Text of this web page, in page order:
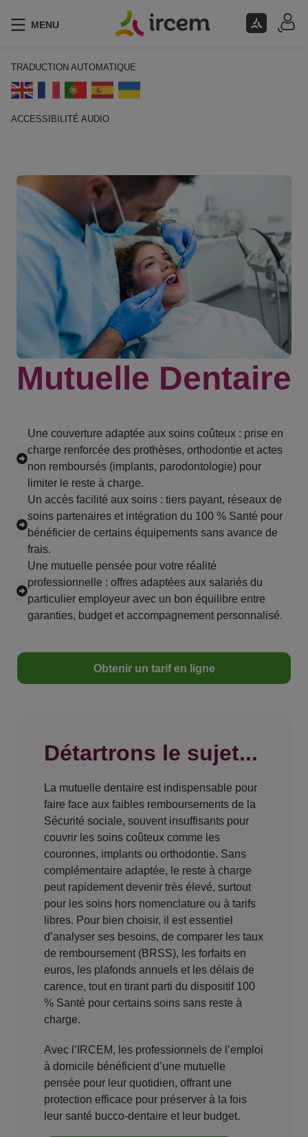
MENU
TRADUCTION AUTOMATIQUE
ACCESSIBILITÉ AUDIO
Mutuelle Dentaire
Une couverture adaptée aux soins coûteux : prise en
charge renforcée des prothèses, orthodontie et actes
non remboursés (implants, parodontologie) pour
limiter le reste à charge.
Un accès facilité aux soins : tiers payant, réseaux de
soins partenaires et intégration du 100 % Santé pour
bénéficier de certains équipements sans avance de
frais.
Une mutuelle pensée pour votre réalité
professionnelle : offres adaptées aux salariés du
particulier employeur avec un bon équilibre entre
garanties, budget et accompagnement personnalisé.
Obtenir un tarif en ligne
Détartrons le sujet...
La mutuelle dentaire est indispensable pour
faire face aux faibles remboursements de la
Sécurité sociale, souvent insuffisants pour
couvrir les soins coûteux comme les
couronnes, implants ou orthodontie. Sans
complémentaire adaptée, le reste à charge
peut rapidement devenir très élevé, surtout
pour les soins hors nomenclature ou à tarifs
libres. Pour bien choisir, il est essentiel
d’analyser ses besoins, de comparer les taux
de remboursement (BRSS), les forfaits en
euros, les plafonds annuels et les délais de
carence, tout en tirant parti du dispositif 100
% Santé pour certains soins sans reste à
charge.
Avec l’IRCEM, les professionnels de l’emploi
à domicile bénéficient d’une mutuelle
pensée pour leur quotidien, offrant une
protection efficace pour préserver à la fois
leur santé bucco-dentaire et leur budget.